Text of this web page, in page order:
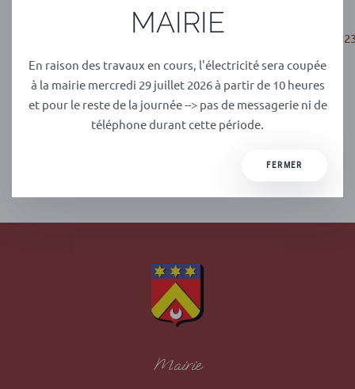
Le consulter en
https://www.calameo.com/read/
Le télécharger :https://lc.cx/Monpanierfermier
Mairie
MAIRIE
En raison des travaux en cours, l'électricité sera coupée
à la mairie mercredi 29 juillet 2026 à partir de 10 heures
et pour le reste de la journée --> pas de messagerie ni de
téléphone durant cette période.
FERMER